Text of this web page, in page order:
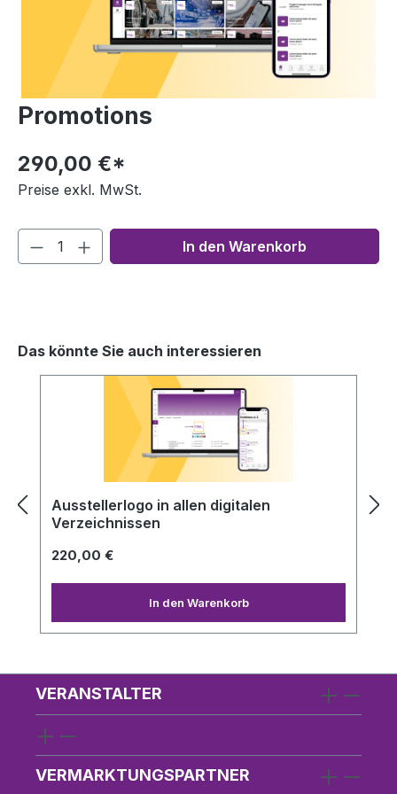
Promotions
290,00 €*
Preise exkl. MwSt.
In den Warenkorb
Das könnte Sie auch interessieren
Produktgalerie überspringen
Ausstellerlogo in allen digitalen
Verzeichnissen
220,00 €
In den Warenkorb
VERANSTALTER
VERMARKTUNGSPARTNER